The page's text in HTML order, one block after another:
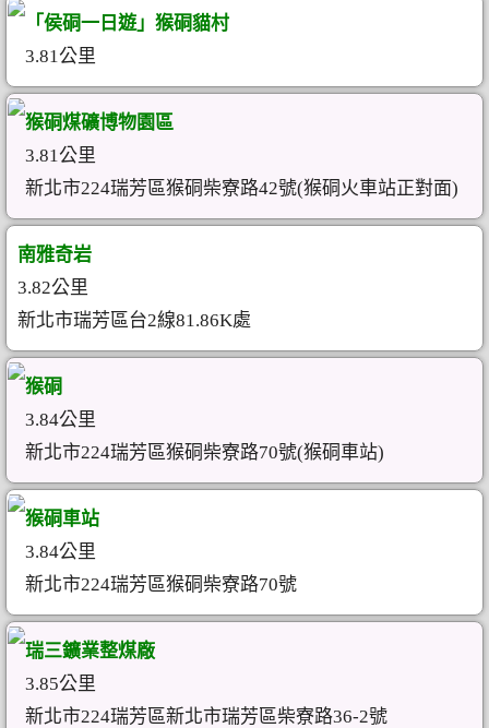
「侯硐一日遊」猴硐貓村
3.81公里
猴硐煤礦博物園區
3.81公里
新北市224瑞芳區猴硐柴寮路42號(猴硐火車站正對面)
南雅奇岩
3.82公里
新北市瑞芳區台2線81.86K處
猴硐
3.84公里
新北市224瑞芳區猴硐柴寮路70號(猴硐車站)
猴硐車站
3.84公里
新北市224瑞芳區猴硐柴寮路70號
瑞三鑛業整煤廠
3.85公里
新北市224瑞芳區新北市瑞芳區柴寮路36-2號